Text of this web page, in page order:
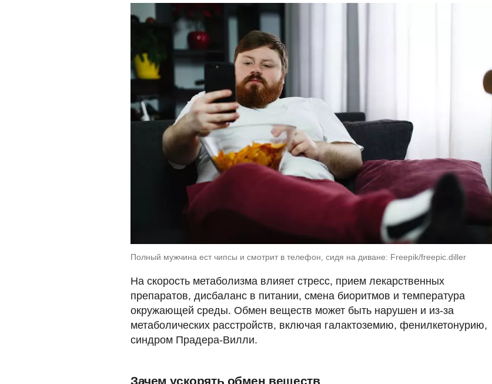
Полный мужчина ест чипсы и смотрит в телефон, сидя на диване: Freepik/freepic.diller
На скорость метаболизма влияет стресс, прием лекарственных
препаратов, дисбаланс в питании, смена биоритмов и температура
окружающей среды. Обмен веществ может быть нарушен и из-за
метаболических расстройств, включая галактоземию, фенилкетонурию,
синдром Прадера-Вилли.
Зачем ускорять обмен веществ